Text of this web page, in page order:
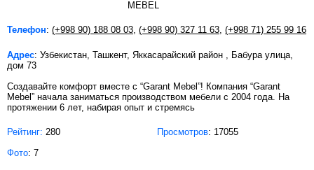
Телефон: (+998 90) 188 08 03, (+998 90) 327 11 63, (+998 71) 255 99 16
Адрес: Узбекистан, Ташкент, Яккасарайский район , Бабура улица,
дом 73
Создавайте комфорт вместе с “Garant Mebel”! Компания “Garant
Mebel” начала заниматься производством мебели с 2004 года. На
протяжении 6 лет, набирая опыт и стремясь
Рейтинг: 280 Просмотров: 17055
Фото: 7